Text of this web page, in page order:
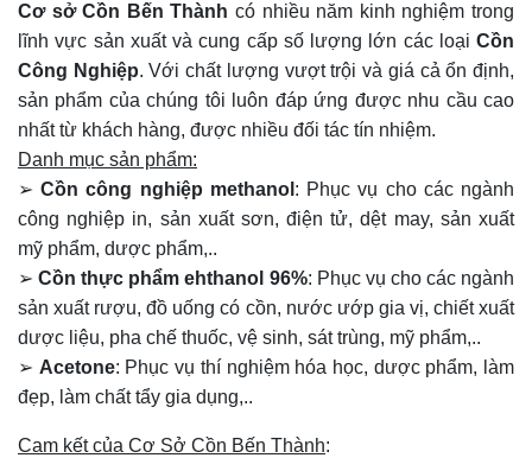
Cơ sở Cồn Bến Thành có nhiều năm kinh nghiệm trong
lĩnh vực sản xuất và cung cấp số lượng lớn các loại Cồn
Công Nghiệp. Với chất lượng vượt trội và giá cả ổn định,
sản phẩm của chúng tôi luôn đáp ứng được nhu cầu cao
nhất từ khách hàng, được nhiều đối tác tín nhiệm.
Danh mục sản phẩm:
➢Cồn công nghiệp methanol : Phục vụ cho các ngành
công nghiệp in, sản xuất sơn, điện tử, dệt may, sản xuất
mỹ phẩm, dược phẩm,..
➢Cồn thực phẩm ehthanol 96%: Phục vụ cho các ngành
sản xuất rượu, đồ uống có cồn, nước ướp gia vị, chiết xuất
dược liệu, pha chế thuốc, vệ sinh, sát trùng, mỹ phẩm,..
➢ Acetone: Phục vụ thí nghiệm hóa học, dược phẩm, làm
đẹp, làm chất tẩy gia dụng,..
Cam kết của Cơ Sở Cồn Bến Thành: